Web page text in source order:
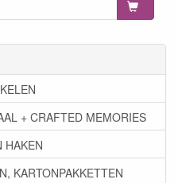
+ CRAFTED MEMORIES
HAKEN
KARTONPAKKETTEN